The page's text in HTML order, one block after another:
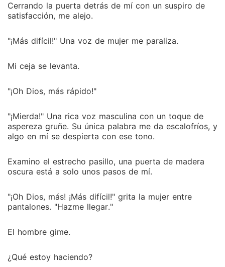
Cerrando la puerta detrás de mí con un suspiro de
satisfacción, me alejo.
"¡Más difícil!" Una voz de mujer me paraliza.
Mi ceja se levanta.
"¡Oh Dios, más rápido!"
"¡Mierda!" Una rica voz masculina con un toque de
aspereza gruñe. Su única palabra me da escalofríos, y
algo en mí se despierta con ese tono.
Examino el estrecho pasillo, una puerta de madera
oscura está a solo unos pasos de mí.
"¡Oh Dios, más! ¡Más difícil!" grita la mujer entre
pantalones. "Hazme llegar."
El hombre gime.
¿Qué estoy haciendo?